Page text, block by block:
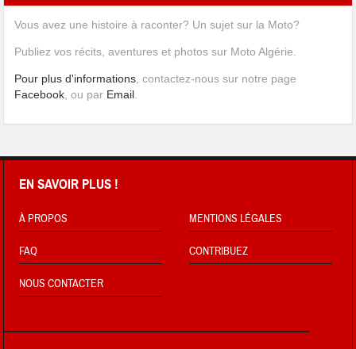
Vous avez une histoire à raconter? Un sujet sur la Moto?
Publiez vos récits, aventures et photos sur Moto Algérie.
Pour plus d'informations , contactez-nous sur notre page
Facebook , ou par Email
EN SAVOIR PLUS !
À PROPOS MENTIONS LÉGALES
FAQ CONTRIBUEZ
NOUS CONTACTER